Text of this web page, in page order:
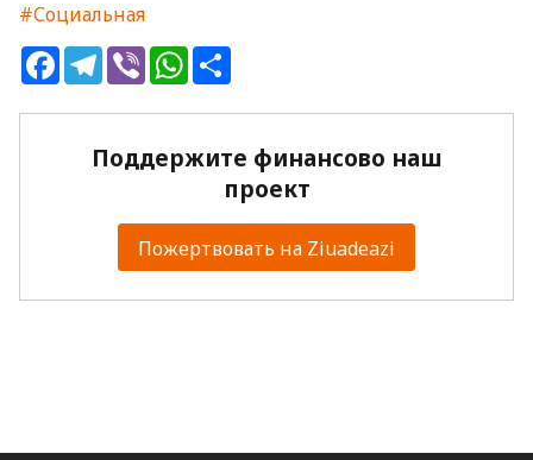
#Социальная
FacebookTelegram
ViberWhatsApp
Поддержите финансово наш
проект
Пожертвовать на Ziuadeazi